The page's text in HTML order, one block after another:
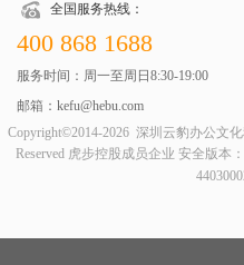
全国服务热线：
400 868 1688
服务时间：周一至周日8:30-19:00
邮箱：kefu@hebu.com
Copyright©2014-2026 深圳云豹办公文
Reserved 虎步控股成员企业 安全版本